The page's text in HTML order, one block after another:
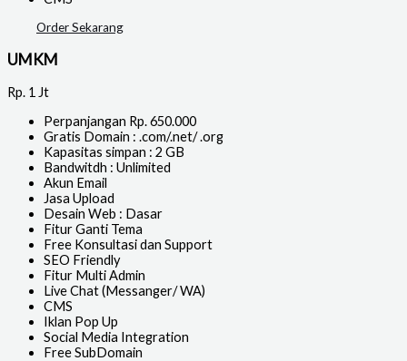
Order Sekarang
UMKM
Rp. 1 Jt
Perpanjangan Rp. 650.000
Gratis Domain : .com/.net/ .org
Kapasitas simpan : 2 GB
Bandwitdh : Unlimited
Akun Email
Jasa Upload
Desain Web : Dasar
Fitur Ganti Tema
Free Konsultasi dan Support
SEO Friendly
Fitur Multi Admin
Live Chat (Messanger/ WA)
CMS
Iklan Pop Up
Social Media Integration
Free SubDomain